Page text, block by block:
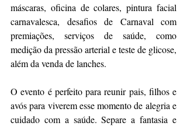
máscaras, oficina de colares, pintura facial
carnavalesca, desafios de Carnaval com
premiações, serviços de saúde, como
medição da pressão arterial e teste de glicose,
além da venda de lanches.
O evento é perfeito para reunir pais, filhos e
avós para viverem esse momento de alegria e
cuidado com a saúde. Separe a fantasia e